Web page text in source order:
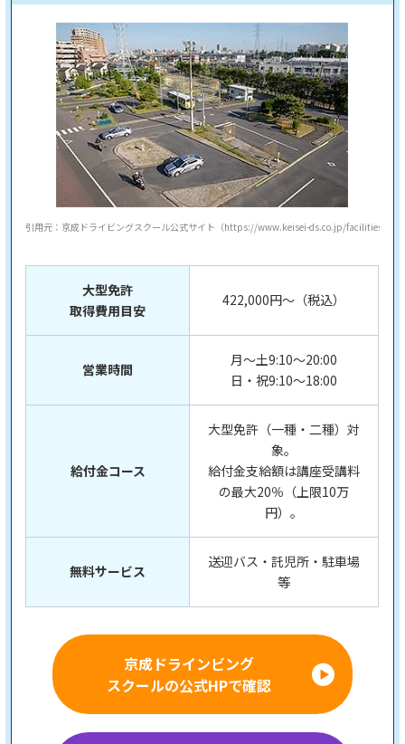
引用元：京成ドライビングスクール公式サイト（https://www.keisei-ds.co.jp/facilities/）
大型免許
取得費用目安
422,000円～（税込）
営業時間
月～土9:10〜20:00
日・祝9:10〜18:00
給付金コース
大型免許（一種・二種）対
象。
給付金支給額は講座受講料
の最大20％（上限10万
円）。
無料サービス
送迎バス・託児所・駐車場
等
京成ドラインビング
スクールの公式HPで確認